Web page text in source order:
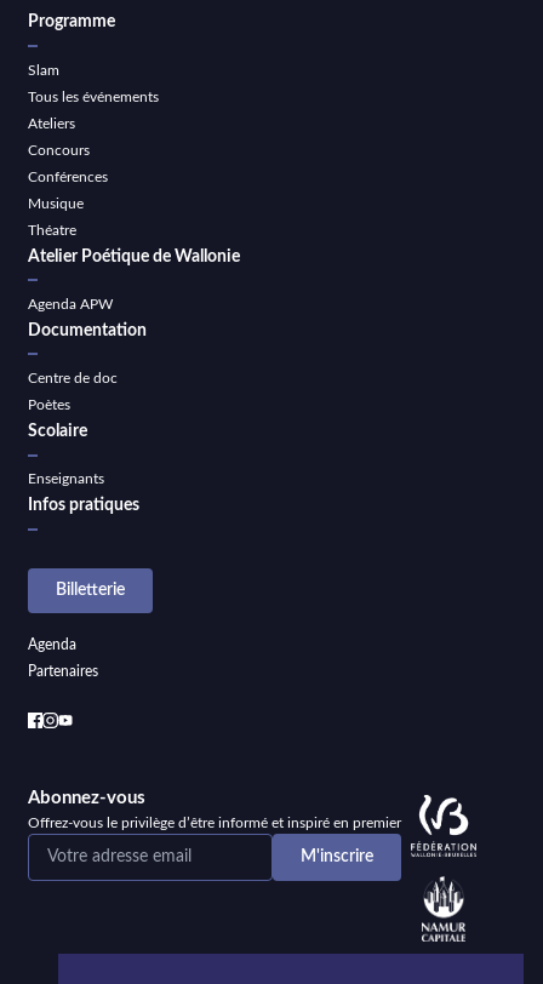
Programme
Slam
Tous les événements
Ateliers
Concours
Conférences
Musique
Théatre
Atelier Poétique de Wallonie
Agenda APW
Documentation
Centre de doc
Poètes
Scolaire
Enseignants
Infos pratiques
Billetterie
Agenda
Partenaires
Abonnez-vous
Offrez-vous le privilège d’être informé et inspiré en premier